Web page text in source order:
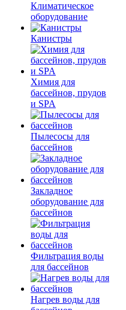
Климатическое
оборудование
Канистры
Химия для
бассейнов, прудов
и SPA
Пылесосы для
бассейнов
Закладное
оборудование для
бассейнов
Фильтрация воды
для бассейнов
Нагрев воды для